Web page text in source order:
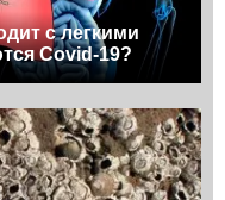
с легкими
Covid-19?